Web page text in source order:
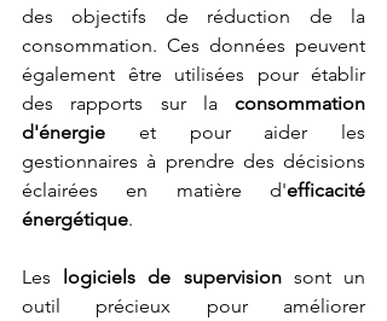
des objectifs de réduction de la
consommation. Ces données peuvent
également être utilisées pour établir
des rapports sur la consommation
d'énergie et pour aider les
gestionnaires à prendre des décisions
éclairées en matière d'efficacité
énergétique.
Les logiciels de supervision sont un
outil précieux pour améliorer